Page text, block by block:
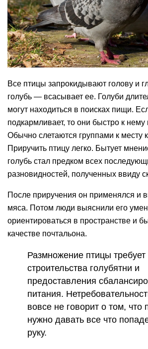
Все птицы запрокидывают голову и
голубь — всасывает ее. Голуби
могут находиться в поисках пищи.
подкармливает, то они быстро к нему
Обычно слетаются группами к месту
Приручить птицу легко. Бытует
голубь стал предком всех
разновидностей, полученных ввиду
После приручения он применялся и
мяса. Потом люди выяснили его
ориентироваться в пространстве и
качестве почтальона.
Размножение птицы требует
строительства голубятни и
предоставления
питания.
вовсе не говорит о том, что
нужно давать все что
руку.